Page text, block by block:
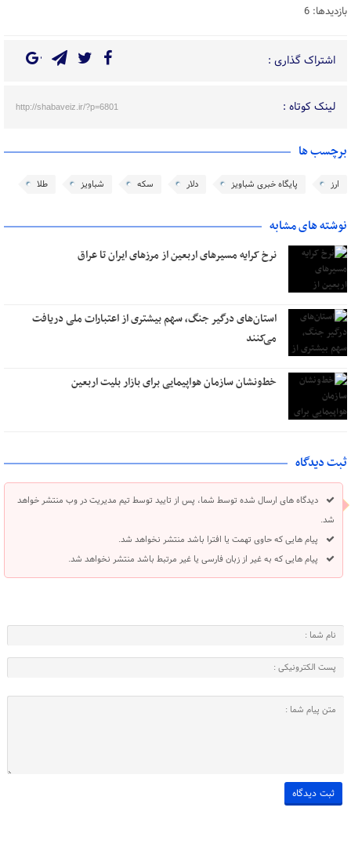
بازدیدها: 6
اشتراک گذاری :
لینک کوتاه : http://shabaveiz.ir/?p=6801
برچسب ها
ارز پایگاه خبری شباویز دلار سکه شباویز طلا
نوشته های مشابه
نرخ کرایه مسیرهای اربعین از مرزهای ایران تا عراق
استان‌های درگیر جنگ، سهم بیشتری از اعتبارات ملی دریافت
می‌کنند
خط‌ونشان سازمان هواپیمایی برای بازار بلیت اربعین
ثبت دیدگاه
دیدگاه های ارسال شده توسط شما، پس از تایید توسط تیم مدیریت در وب منتشر خواهد
شد.
پیام هایی که حاوی تهمت یا افترا باشد منتشر نخواهد شد.
پیام هایی که به غیر از زبان فارسی یا غیر مرتبط باشد منتشر نخواهد شد.